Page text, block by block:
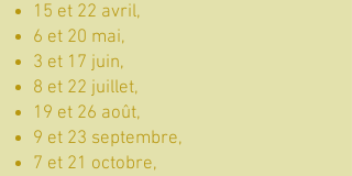
15 et 22 avril,
6 et 20 mai,
3 et 17 juin,
8 et 22 juillet,
19 et 26 août,
9 et 23 septembre,
7 et 21 octobre,